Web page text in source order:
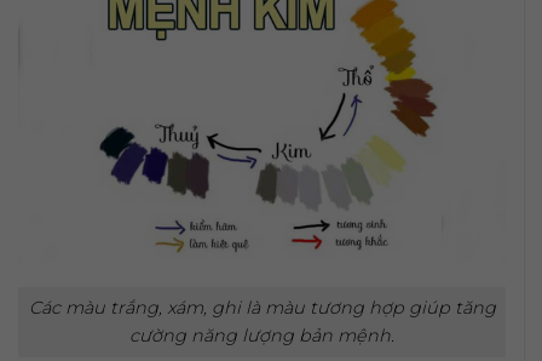
Các màu trắng, xám, ghi là màu tương hợp giúp tăng
cường năng lượng bản mệnh.